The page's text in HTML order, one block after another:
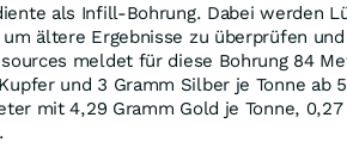
als Infill-Bohrung. Dabei werden
ältere Ergebnisse zu überprüfen
meldet für diese Bohrung 84
und 3 Gramm Silber je Tonne ab
mit 4,29 Gramm Gold je Tonne, 0,27